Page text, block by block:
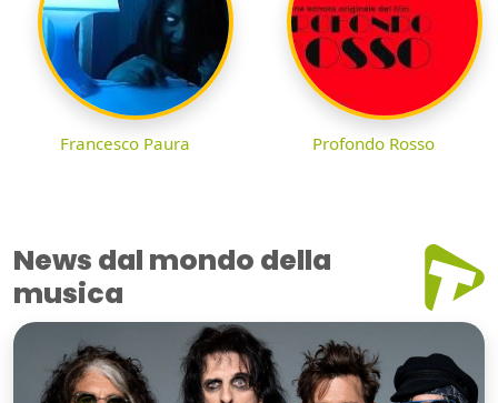
Francesco Paura Profondo Rosso
News dal mondo della
musica